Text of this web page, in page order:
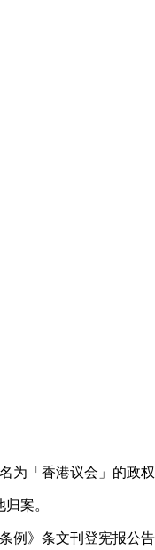
为「香港议会」的政
案。
例》条文刊登宪报公